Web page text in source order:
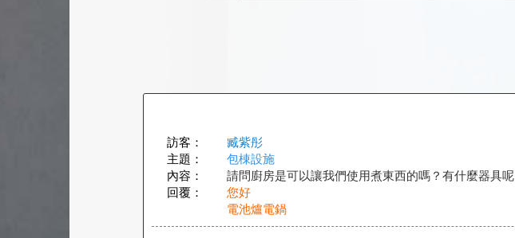
訪客：
臧紫彤
主題：
包棟設施
內容：
請問廚房是可以讓我們使用煮東西的嗎？有什麼器具呢
回覆：
您好
電池爐電鍋